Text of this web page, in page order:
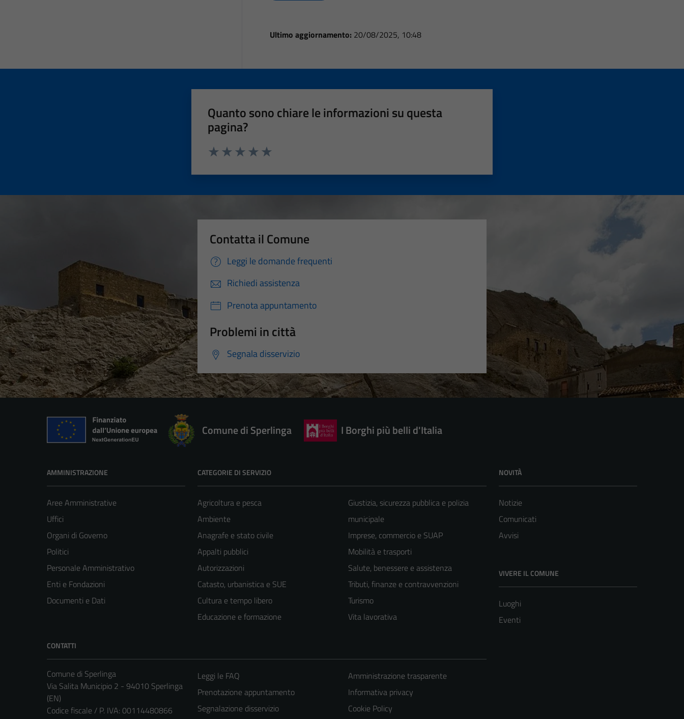
Ultimo aggiornamento: 20/08/2025, 10:48
Quanto sono chiare le informazioni su questa
pagina?
Contatta il Comune
Leggi le domande frequenti
Richiedi assistenza
Prenota appuntamento
Problemi in città
Segnala disservizio
Comune di Sperlinga I Borghi più belli d'Italia
AMMINISTRAZIONE
Aree Amministrative
Uffici
Organi di Governo
Politici
Personale Amministrativo
Enti e Fondazioni
Documenti e Dati
CATEGORIE DI SERVIZIO
Agricoltura e pesca
Ambiente
Anagrafe e stato civile
Appalti pubblici
Autorizzazioni
Catasto, urbanistica e SUE
Cultura e tempo libero
Educazione e formazione
Giustizia, sicurezza pubblica e polizia
municipale
Imprese, commercio e SUAP
Mobilità e trasporti
Salute, benessere e assistenza
Tributi, finanze e contravvenzioni
Turismo
Vita lavorativa
NOVITÀ
Notizie
Comunicati
Avvisi
VIVERE IL COMUNE
Luoghi
Eventi
CONTATTI
Comune di Sperlinga
Via Salita Municipio 2 - 94010 Sperlinga
(EN)
Codice fiscale / P. IVA: 00114480866
Leggi le FAQ
Prenotazione appuntamento
Segnalazione disservizio
Amministrazione trasparente
Informativa privacy
Cookie Policy